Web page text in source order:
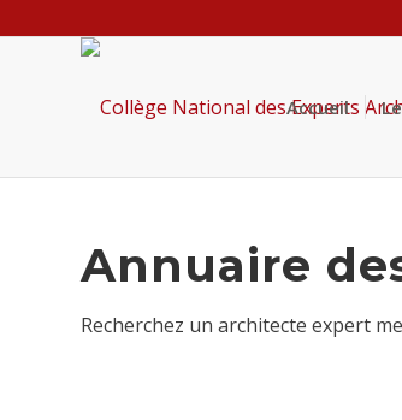
Accueil
Annuaire
Recherchez un architecte expert